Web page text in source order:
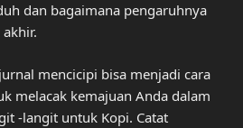
dan bagaimana pengaruhnya
mencicipi bisa menjadi cara
melacak kemajuan Anda dalam
-langit untuk Kopi. Catat